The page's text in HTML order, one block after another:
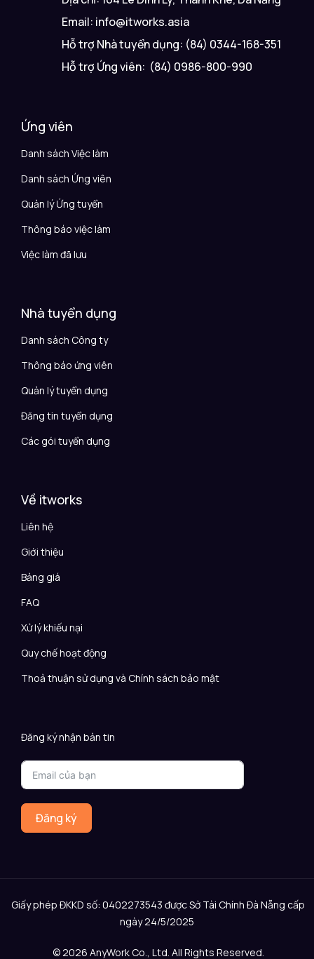
Email: info@itworks.asia
Hỗ trợ Nhà tuyển dụng: (84) 0344-168-351
Hỗ trợ Ứng viên: (84) 0986-800-990
Ứng viên
Danh sách Việc làm
Danh sách Ứng viên
Quản lý Ứng tuyển
Thông báo việc làm
Việc làm đã lưu
Nhà tuyển dụng
Danh sách Công ty
Thông báo ứng viên
Quản lý tuyển dụng
Đăng tin tuyển dụng
Các gói tuyển dụng
Về itworks
Liên hệ
Giới thiệu
Bảng giá
FAQ
Xử lý khiếu nại
Quy chế hoạt động
Thoả thuận sử dụng và Chính sách bảo mật
Đăng ký nhận bản tin
Đăng ký
Giấy phép ĐKKD số: 0402273543 được Sở Tài Chính Đà Nẵng cấp
ngày 24/5/2025
© 2026 AnyWork Co., Ltd. All Rights Reserved.